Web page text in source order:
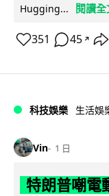
Hugging...
閱讀全
351 45 ↗
科技娛樂 生活娛
Vin 1 日
特朗普嘲電